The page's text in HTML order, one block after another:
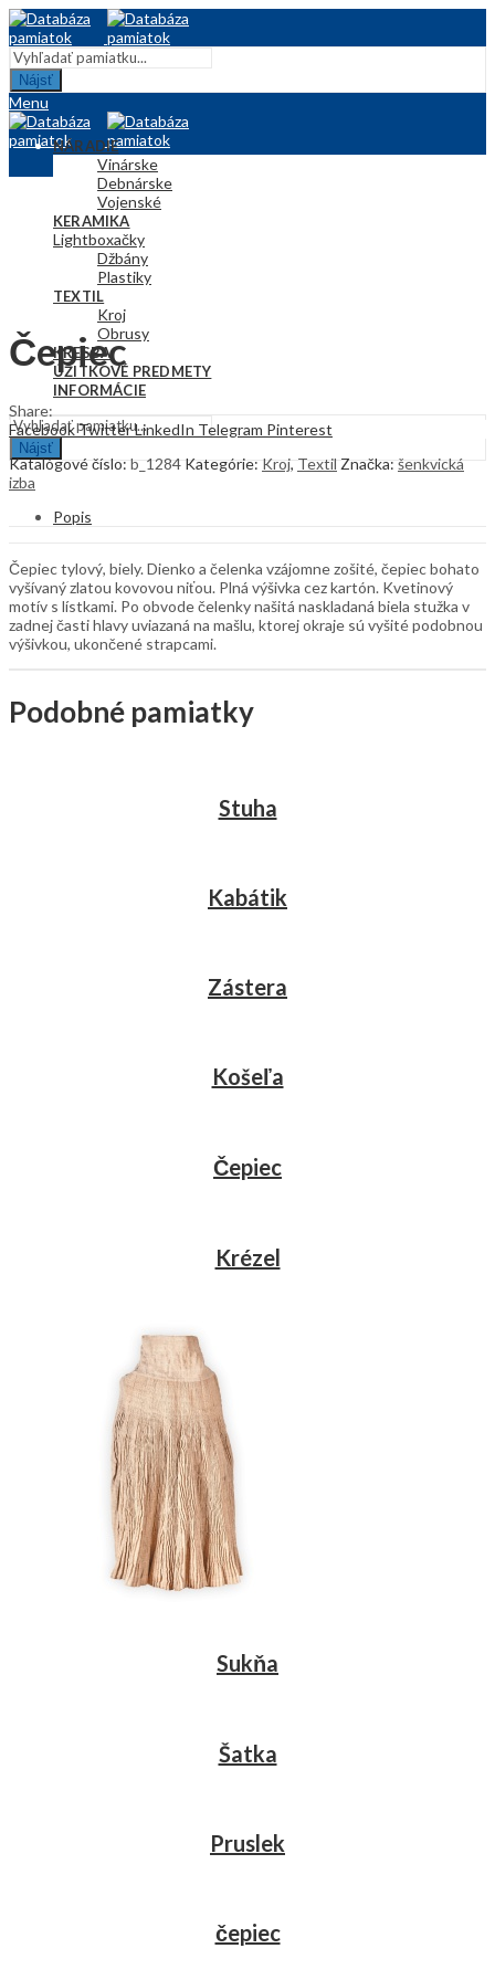
Nájsť
Menu
NÁRADIE
Vinárske
Debnárske
Vojenské
KERAMIKA
Hračky
Džbány
Plastiky
TEXTIL
Kroj
Obrusy
KRESBA
ÚŽITKOVÉ PREDMETY
INFORMÁCIE
Nájsť
Lightbox
Čepiec
Share:
FacebookTwitterLinkedIn Telegram Pinterest
Katalógové číslo: b_1284 Kategórie: Kroj, Textil Značka: šenkvická
izba
Popis
Čepiec tylový, biely. Dienko a čelenka vzájomne zošité, čepiec bohato
vyšívaný zlatou kovovou niťou. Plná výšivka cez kartón. Kvetinový
motív s lístkami. Po obvode čelenky našitá naskladaná biela stužka v
zadnej časti hlavy uviazaná na mašlu, ktorej okraje sú vyšité podobnou
výšivkou, ukončené strapcami.
Podobné pamiatky
Stuha
Kabátik
Zástera
Košeľa
Čepiec
Krézel
Sukňa
Šatka
Pruslek
čepiec